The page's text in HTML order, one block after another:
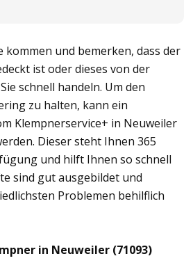
kommen und bemerken, dass der
ist oder dieses von der
schnell handeln. Um den
zu halten, kann ein
Klempnerservice+ in Neuweiler
Dieser steht Ihnen 365
und hilft Ihnen so schnell
sind gut ausgebildet und
Problemen behilflich
in Neuweiler (71093)